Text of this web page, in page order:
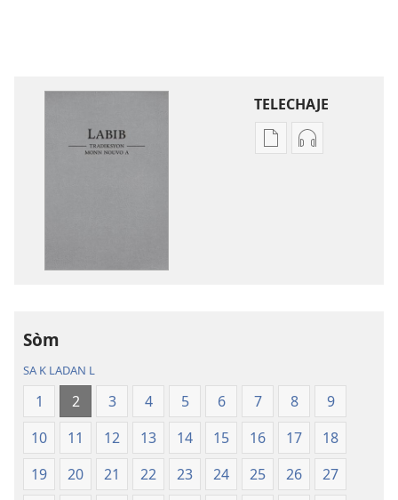
TELECHAJE
Opsyon
Tradiksyon
monn
nouvo
Opsyon
a
Sòm
SA K LADAN L
1 2 3 4 5 6 7 8
9
10
11 12 13 14 15 16 17
18
19
20 21 22 23 24 25 26
27